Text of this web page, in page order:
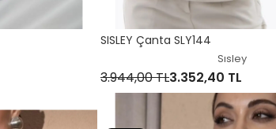
SISLEY Çanta SLY144
Sısley
3.944,00 TL3.352,40 TL